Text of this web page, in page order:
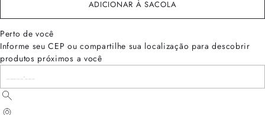
ADICIONAR À SACOLA
Perto de você
Informe seu CEP ou compartilhe sua localização para descobrir
produtos próximos a você